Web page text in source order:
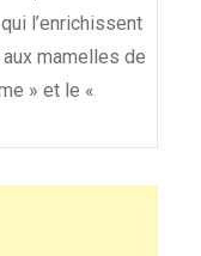
l’enrichissent
mamelles de
» et le «